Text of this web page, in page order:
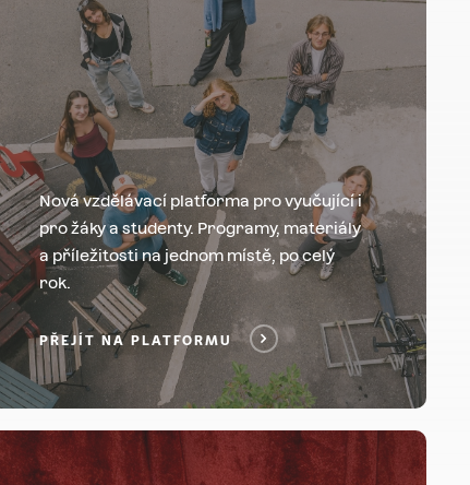
Nová vzdělávací platforma pro vyučující i
pro žáky a studenty. Programy, materiály
a příležitosti na jednom místě, po celý
rok.
PŘEJÍT NA PLATFORMU